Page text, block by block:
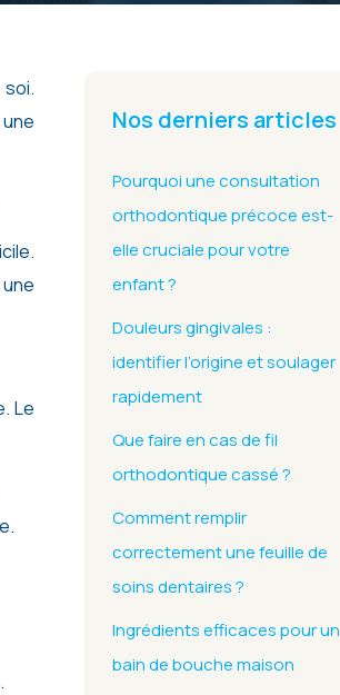
Le
Nos derniers articles
Pourquoi une consultation
orthodontique précoce est-
elle cruciale pour votre
enfant ?
Douleurs gingivales :
identifier l’origine et soulager
rapidement
Que faire en cas de fil
orthodontique cassé ?
Comment remplir
correctement une feuille de
soins dentaires ?
Ingrédients efficaces pour un
bain de bouche maison